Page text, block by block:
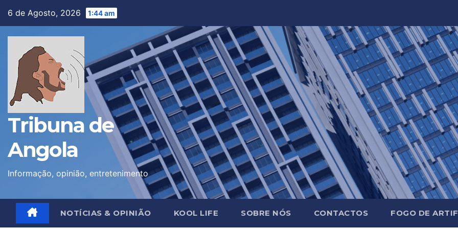
6 de Agosto, 2026 1:44 am
Tribuna de
Angola
Informação, opinião, entretenimento
NOTÍCIAS & OPINIÃO KOOL LIFE SOBRE NÓS CONTACTOS FOGO DE